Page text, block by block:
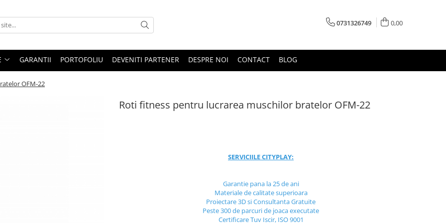
0731326749 0,00
GARANTII PORTOFOLIU DEVENITI PARTENER DESPRE NOI CONTACT BLOG
OFM-22
Roti fitness pentru lucrarea muschilor bratelor OFM-22
SERVICIILE CITYPLAY:
Garantie pana la 25 de ani
Materiale de calitate superioara
Proiectare 3D si Consultanta Gratuite
Peste 300 de parcuri de joaca executate
Certificare Tuv Iscir, ISO 9001